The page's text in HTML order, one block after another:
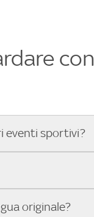
eventi sportivi?
UEFA Champions
selezione di film
originale?